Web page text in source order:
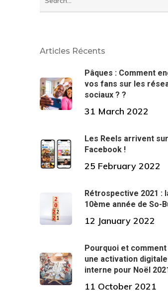
Articles Récents
Pâques : Comment
vos fans sur les
sociaux ? ?
31 March 2022
Les Reels arrivent sur
Facebook !
25 February 2022
Rétrospective 2021 :
10ème année de So-
12 January 2022
Pourquoi et
une activation digitale
interne pour Noël
11 October 2021